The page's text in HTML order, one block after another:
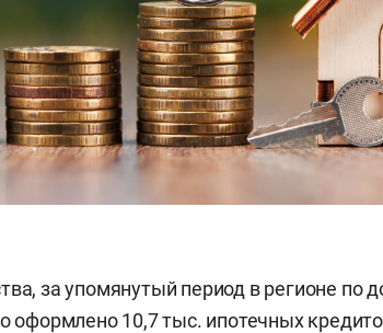
за упомянутый период в регионе по
10,7 тыс. ипотечных